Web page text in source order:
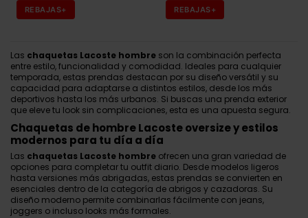
REBAJAS+ REBAJAS+
Las chaquetas Lacoste hombre son la combinación perfecta
entre estilo, funcionalidad y comodidad. Ideales para cualquier
temporada, estas prendas destacan por su diseño versátil y su
capacidad para adaptarse a distintos estilos, desde los más
deportivos hasta los más urbanos. Si buscas una prenda exterior
que eleve tu look sin complicaciones, esta es una apuesta segura.
Chaquetas de hombre Lacoste oversize y estilos
modernos para tu día a día
Las chaquetas Lacoste hombre ofrecen una gran variedad de
opciones para completar tu outfit diario. Desde modelos ligeros
hasta versiones más abrigadas, estas prendas se convierten en
esenciales dentro de la categoría de abrigos y cazadoras. Su
diseño moderno permite combinarlas fácilmente con jeans,
joggers o incluso looks más formales.